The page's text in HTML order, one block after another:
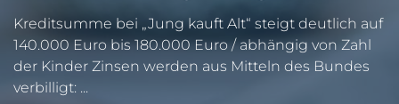
Kreditsumme bei „Jung kauft Alt“ steigt deutlich auf
140.000 Euro bis 180.000 Euro / abhängig von Zahl
der Kinder Zinsen werden aus Mitteln des Bundes
verbilligt: ...